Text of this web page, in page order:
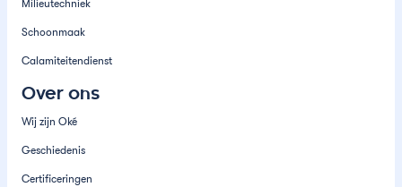
Milieutechniek
Schoonmaak
Calamiteitendienst
Over ons
Wij zijn Oké
Geschiedenis
Certificeringen